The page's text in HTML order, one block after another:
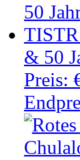
& 50
Preis: